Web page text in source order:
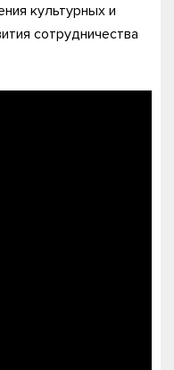
культурных и
сотрудничества